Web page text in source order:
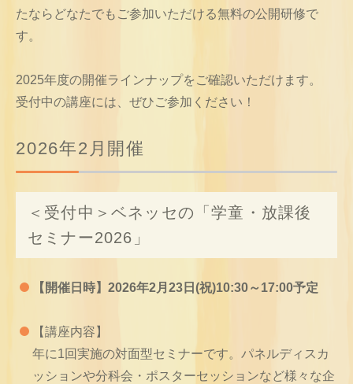
たならどなたでもご参加いただける無料の公開研修で
す。
2025年度の開催ラインナップをご確認いただけます。
受付中の講座には、ぜひご参加ください！
2026年2月開催
＜受付中＞ベネッセの「学童・放課後
セミナー2026」
【開催日時】2026年2月23日(祝)10:30～17:00予定
【講座内容】
年に1回実施の対面型セミナーです。パネルディスカ
ッションや分科会・ポスターセッションなど様々な企